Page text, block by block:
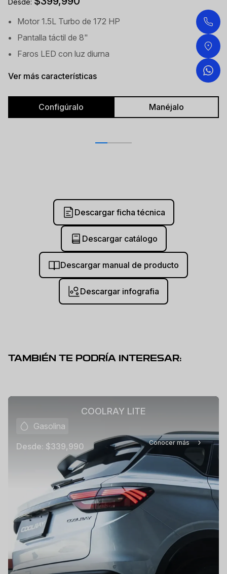
Desde:
Motor 1.5L Turbo de 172 HP
Pantalla táctil de 8"
Faros LED con luz diurna
Ver más características
Configúralo Manéjalo
Descargar ficha técnica
Descargar catálogo
Descargar manual de producto
Descargar infografia
TAMBIÉN TE PODRÍA INTERESAR:
COOLRAY LITE
Gasolina
Desde: $339,990 Conocer más